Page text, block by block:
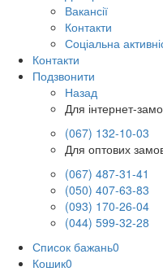
Вакансії
Контакти
Соціальна
Контакти
Подзвонити
Назад
Для інтернет-
(067) 132-10-03
Для оптових
(067) 487-31-41
(050) 407-63-83
(093) 170-26-04
(044) 599-32-28
Список бажань0
Кошик0